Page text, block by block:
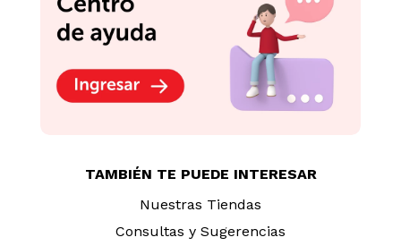
TAMBIÉN TE PUEDE INTERESAR
Nuestras Tiendas
Consultas y Sugerencias